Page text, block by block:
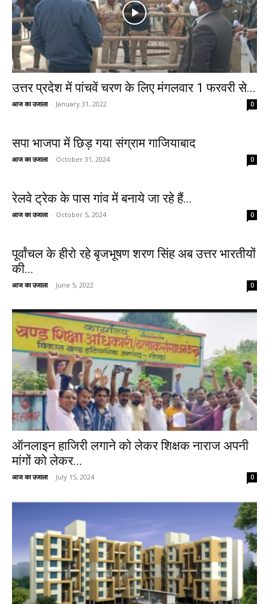
उत्तर प्रदेश में पांचवें चरण के लिए मंगलवार 1 फरवरी से...
आज का उजाला - January 31, 2022 0
सपा भाजपा में छिड़ गया संग्राम गाजियाबाद
आज का उजाला - October 31, 2024 0
रेलवे ट्रेक के पास गांव में बनाये जा रहे हैं...
आज का उजाला - October 5, 2024 0
पूर्वांचल के हीरो रहे बृजभूषण शरण सिंह अब उत्तर भारतीयों
की...
आज का उजाला - June 5, 2022 0
ऑनलाइन हाजिरी लगाने को लेकर शिक्षक नाराज अपनी
मांगों को लेकर...
आज का उजाला - July 15, 2024 0